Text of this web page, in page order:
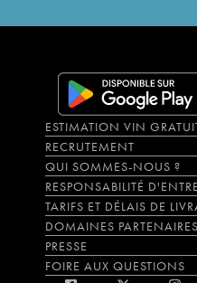
ESTIMATION VIN
RECRUTEMENT
QUI SOMMES-NOUS ?
RESPONSABILITÉ
TARIFS ET DÉLAIS DE
DOMAINES PARTENAIRES
PRESSE
FOIRE AUX QUESTIONS